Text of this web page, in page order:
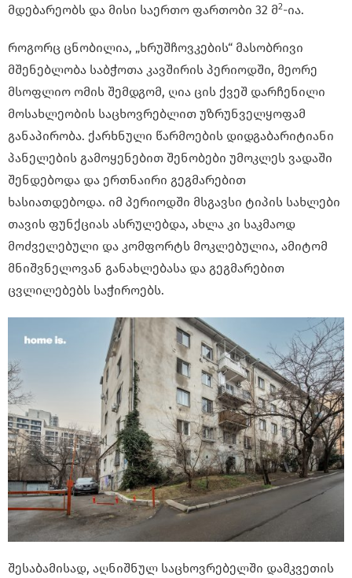
მდებარეობს და მისი საერთო ფართობი 32 მ2-ია.
როგორც ცნობილია, „ხრუშჩოვკების“ მასობრივი
მშენებლობა საბჭოთა კავშირის პერიოდში, მეორე
მსოფლიო ომის შემდგომ, ღია ცის ქვეშ დარჩენილი
მოსახლეობის საცხოვრებლით უზრუნველყოფამ
განაპირობა. ქარხნული წარმოების დიდგაბარიტიანი
პანელების გამოყენებით შენობები უმოკლეს ვადაში
შენდებოდა და ერთნაირი გეგმარებით
ხასიათდებოდა. იმ პერიოდში მსგავსი ტიპის სახლები
თავის ფუნქციას ასრულებდა, ახლა კი საკმაოდ
მოძველებული და კომფორტს მოკლებულია, ამიტომ
მნიშვნელოვან განახლებასა და გეგმარებით
ცვლილებებს საჭიროებს.
შესაბამისად, აღნიშნულ საცხოვრებელში დამკვეთის